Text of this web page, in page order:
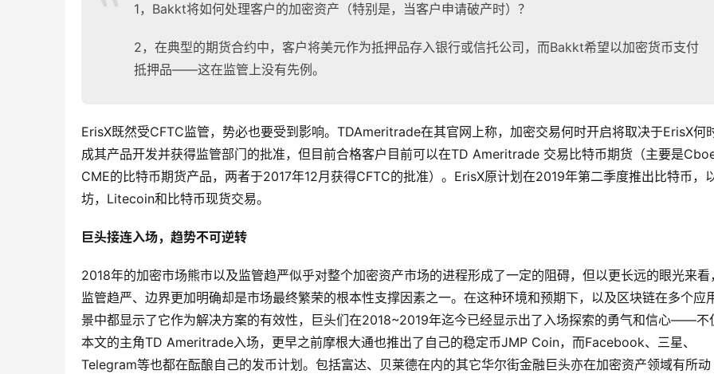
1，Bakkt将如何处理客户的加密资产（特别是，当客户申请破产时）？
2，在典型的期货合约中，客户将美元作为抵押品存入银行或信托公司，而Bakkt希望以加密货币支付
抵押品——这在监管上没有先例。
ErisX既然受CFTC监管，势必也要受到影响。TDAmeritrade在其官网上称，加密交易何时开启将取决于ErisX何
成其产品开发并获得监管部门的批准，但目前合格客户目前可以在TD Ameritrade 交易比特币期货（主要是
CME的比特币期货产品，两者于2017年12月获得CFTC的批准）。ErisX原计划在2019年第二季度推出比特币，
坊，Litecoin和比特币现货交易。
巨头接连入场，趋势不可逆转
2018年的加密市场熊市以及监管趋严似乎对整个加密资产市场的进程形成了一定的阻碍，但以更长远的眼光来看，
监管趋严、边界更加明确却是市场最终繁荣的根本性支撑因素之一。在这种环境和预期下，以及区块链在多个应
景中都显示了它作为解决方案的有效性，巨头们在2018~2019年迄今已经显示出了入场探索的勇气和信心——不
本文的主角TD Ameritrade入场，更早之前摩根大通也推出了自己的稳定币JMP Coin，而Facebook、三星、
Telegram等也都在酝酿自己的发币计划。包括富达、贝莱德在内的其它华尔街金融巨头亦在加密资产领域有所动